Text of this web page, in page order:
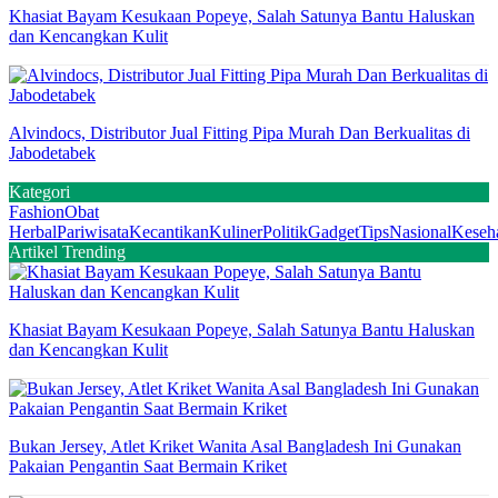
Khasiat Bayam Kesukaan Popeye, Salah Satunya Bantu Haluskan
dan Kencangkan Kulit
Alvindocs, Distributor Jual Fitting Pipa Murah Dan Berkualitas di
Jabodetabek
Kategori
FashionObat
HerbalPariwisataKecantikanKulinerPolitikGadgetTipsNasional
Artikel Trending
Khasiat Bayam Kesukaan Popeye, Salah Satunya Bantu Haluskan
dan Kencangkan Kulit
Bukan Jersey, Atlet Kriket Wanita Asal Bangladesh Ini Gunakan
Pakaian Pengantin Saat Bermain Kriket